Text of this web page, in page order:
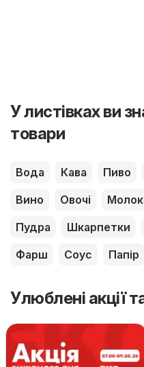
У листівках ви
товари
Вода Кава Пиво
Вино
Овочі
Пудра
Шкарпетки
Фарш
Соус Папір
Улюблені акції